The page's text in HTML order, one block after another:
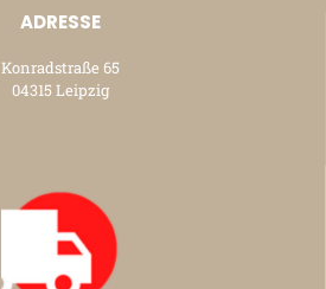
ADRESSE
Konradstraße 65
04315 Leipzig